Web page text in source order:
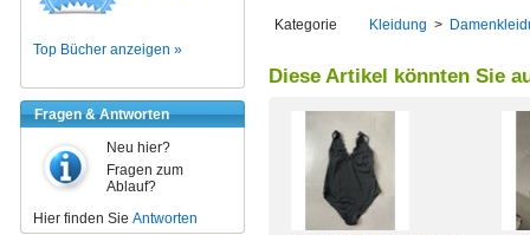
Top Bücher anzeigen »
Fragen & Antworten
Neu hier?
Fragen zum
Ablauf?
Hier finden Sie Antworten
Kategorie Kleidung >
Diese Artikel könnten Sie